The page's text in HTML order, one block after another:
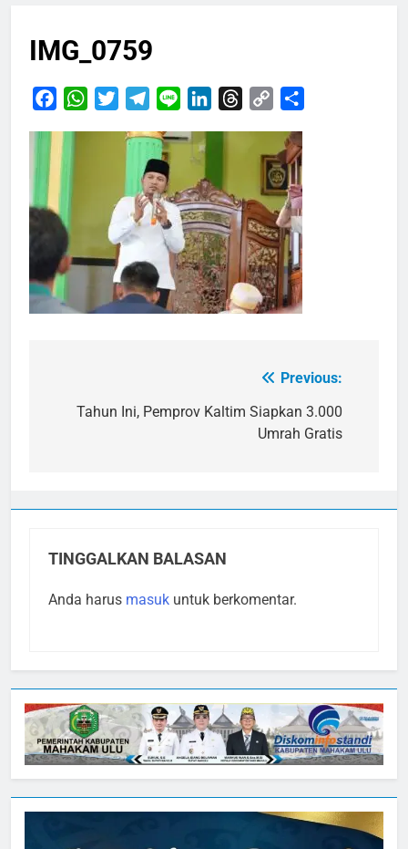
IMG_0759
FacebookWhatsApp
TwitterTelegram
Line LinkedInThreads
Copy
pos
Previous:
Tahun Ini, Pemprov Kaltim Siapkan 3.000
Umrah Gratis
TINGGALKAN BALASAN
Anda harus masuk untuk berkomentar.